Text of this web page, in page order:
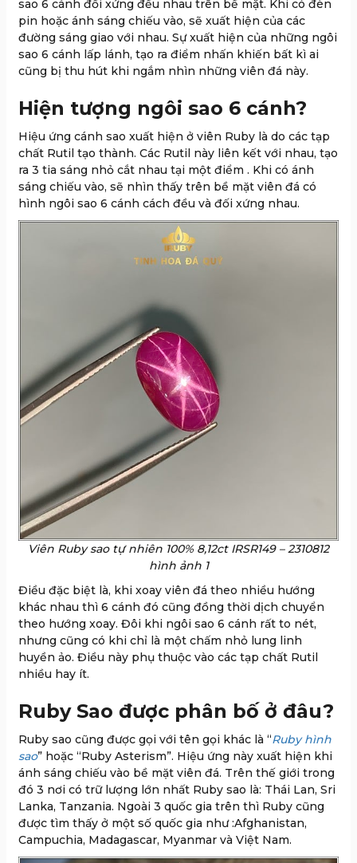
sao 6 cánh đối xứng đều nhau trên bề mặt. Khi có đèn
pin hoặc ánh sáng chiếu vào, sẽ xuất hiện của các
đường sáng giao với nhau. Sự xuất hiện của những ngôi
sao 6 cánh lấp lánh, tạo ra điểm nhấn khiến bất kì ai
cũng bị thu hút khi ngắm nhìn những viên đá này.
Hiện tượng ngôi sao 6 cánh?
Hiệu ứng cánh sao xuất hiện ở viên Ruby là do các tạp
chất Rutil tạo thành. Các Rutil này liên kết với nhau, tạo
ra 3 tia sáng nhỏ cắt nhau tại một điểm . Khi có ánh
sáng chiếu vào, sẽ nhìn thấy trên bề mặt viên đá có
hình ngôi sao 6 cánh cách đều và đối xứng nhau.
Viên Ruby sao tự nhiên 100% 8,12ct IRSR149 – 2310812
hình ảnh 1
Điều đặc biệt là, khi xoay viên đá theo nhiều hướng
khác nhau thì 6 cánh đó cũng đồng thời dịch chuyển
theo hướng xoay. Đôi khi ngôi sao 6 cánh rất to nét,
nhưng cũng có khi chỉ là một chấm nhỏ lung linh
huyền ảo. Điều này phụ thuộc vào các tạp chất Rutil
nhiều hay ít.
Ruby Sao được phân bố ở đâu?
Ruby sao cũng được gọi với tên gọi khác là “Ruby hình
sao” hoặc “Ruby Asterism”. Hiệu ứng này xuất hiện khi
ánh sáng chiếu vào bề mặt viên đá. Trên thế giới trong
đó 3 nơi có trữ lượng lớn nhất Ruby sao là: Thái Lan, Sri
Lanka, Tanzania. Ngoài 3 quốc gia trên thì Ruby cũng
được tìm thấy ở một số quốc gia như :Afghanistan,
Campuchia, Madagascar, Myanmar và Việt Nam.